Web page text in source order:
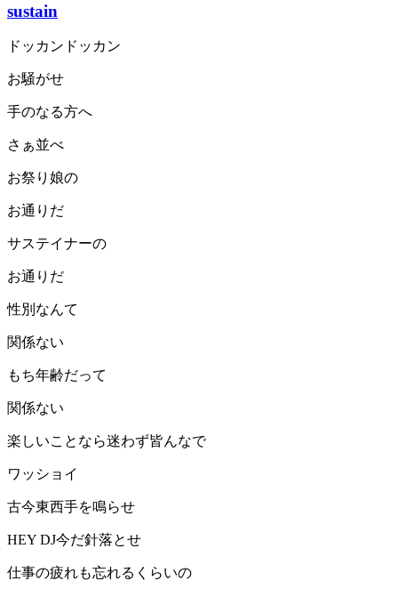
sustain
ドッカンドッカン
お騒がせ
手のなる方へ
さぁ並べ
お祭り娘の
お通りだ
サステイナーの
お通りだ
性別なんて
関係ない
もち年齢だって
関係ない
楽しいことなら迷わず皆んなで
ワッショイ
古今東西手を鳴らせ
HEY DJ今だ針落とせ
仕事の疲れも忘れるくらいの